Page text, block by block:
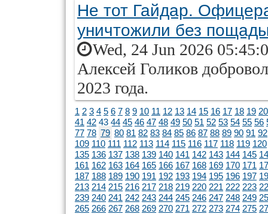
Не тот Гайдар.
уничтожили без
Wed, 24 Jun 2026
Алексей Голиков
2023 года.
1 2 3 4 5 6 7 8 9 10 11 12 13 14 15 16 17 18 19 20
41 42 43 44 45 46 47 48 49 50 51 52 53 54 55 56
77 78 79 80 81 82 83 84 85 86 87 88 89 90 91 92
109 110 111 112 113 114 115 116 117 118 119 120
135 136 137 138 139 140 141 142 143 144 145
161 162 163 164 165 166 167 168 169 170 171
187 188 189 190 191 192 193 194 195 196 197
213 214 215 216 217 218 219 220 221 222 223
239 240 241 242 243 244 245 246 247 248 249
265 266 267 268 269 270 271 272 273 274 275